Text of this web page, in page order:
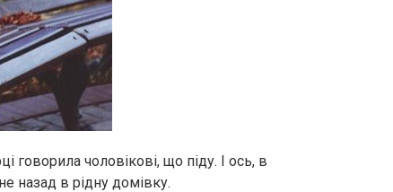
чоловікові, що піду. І ось, в
назад в рідну домівку.